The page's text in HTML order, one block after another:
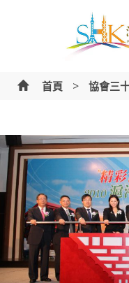
首頁 > 協會三